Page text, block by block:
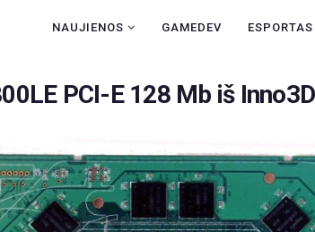
NAUJIENOS GAMEDEV ESPORTAS
NAUJIENOS
ESPORTAS
VIDEO
APŽVALGOS
PCI-E 128 Mb iš